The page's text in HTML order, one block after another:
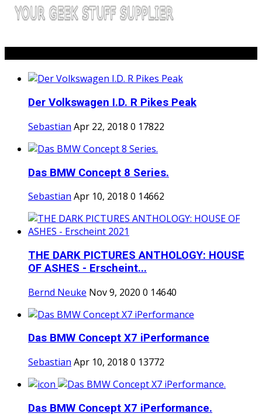
Der Volkswagen I.D. R Pikes Peak
Sebastian Apr 22, 2018 0 17822
Das BMW Concept 8 Series.
Sebastian Apr 10, 2018 0 14662
THE DARK PICTURES ANTHOLOGY: HOUSE
OF ASHES - Erscheint...
Bernd Neuke Nov 9, 2020 0 14640
Das BMW Concept X7 iPerformance
Sebastian Apr 10, 2018 0 13772
Das BMW Concept X7 iPerformance.